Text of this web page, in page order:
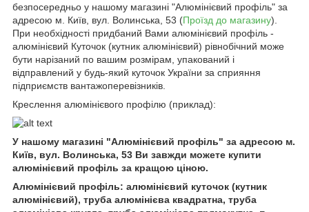
безпосередньо у нашому магазині "Алюмінієвий профіль" за
адресою м. Київ, вул. Волинська, 53 (Проїзд до магазину).
При необхідності придбаний Вами алюмінієвий профіль -
алюмінієвий Куточок (кутник алюмінієвий) рівнобічний може
бути нарізаний по вашим розмірам, упакований і
відправлений у будь-який куточок України за сприяння
підприємств вантажоперевізників.
Креслення алюмінієвого профілю (приклад):
У нашому магазині "Алюмінієвий профіль" за адресою м.
Київ, вул. Волинська, 53 Ви завжди можете купити
алюмінієвий профіль за кращою ціною.
Алюмінієвий профіль: алюмінієвий куточок (кутник
алюмінієвий), труба алюмінієва квадратна, труба